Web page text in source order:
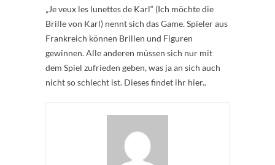
„Je veux les lunettes de Karl“ (Ich möchte die
Brille von Karl) nennt sich das Game. Spieler aus
Frankreich können Brillen und Figuren
gewinnen. Alle anderen müssen sich nur mit
dem Spiel zufrieden geben, was ja an sich auch
nicht so schlecht ist. Dieses findet ihr hier..